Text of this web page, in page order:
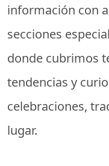
información con
secciones
donde cubrimos
tendencias y
celebraciones,
lugar.